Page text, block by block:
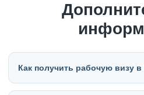
Как получить рабочую визу